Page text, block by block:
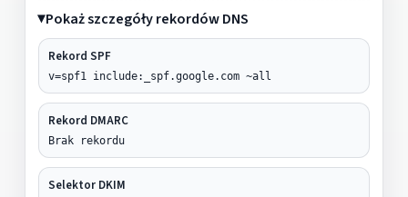
Pokaż szczegóły rekordów DNS
Rekord SPF
v=spf1 include:_spf.google.com ~all
Rekord DMARC
Brak rekordu
Selektor DKIM